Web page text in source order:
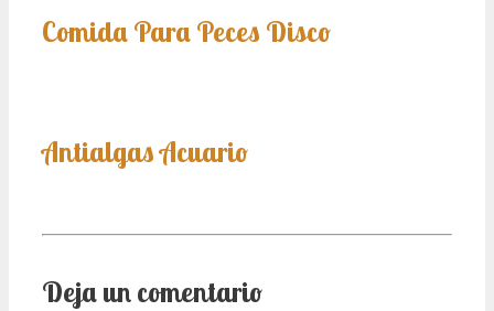
Comida Para Peces Disco
Antialgas Acuario
Deja un comentario